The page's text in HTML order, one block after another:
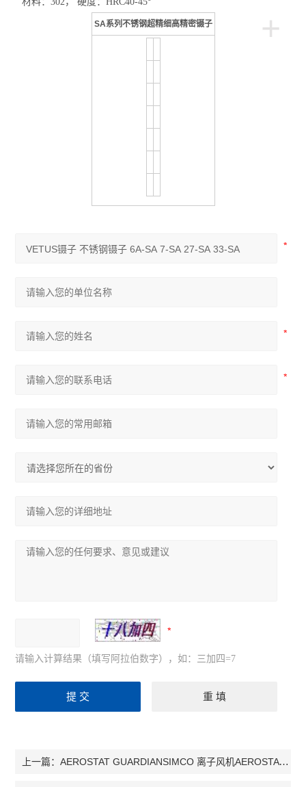
+
SA系列不锈钢超精细高精密镊子
请输入计算结果（填写阿拉伯数字），如：三加四=7
上一篇：AEROSTAT GUARDIANSIMCO 离子风机AEROSTAT GUARDIAN